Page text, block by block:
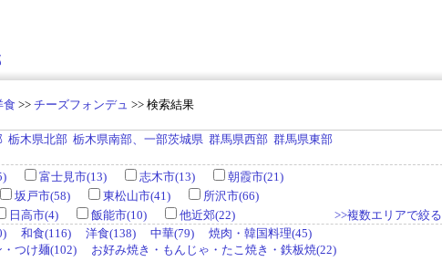
食 >> チーズフォンデュ >> 検索結果
栃木県北部 栃木県南部、一部茨城県 群馬県西部 群馬県東部
富士見市(13) 志木市(13)
朝霞市(21)
坂戸市(58) 東松山市(41)
所沢市(66)
日高市(4) 飯能市(10) 他近郊(22) >>複数エリアで絞る
和食(116) 洋食(138) 中華(79)
焼肉・韓国料理(45)
つけ麺(102)
お好み焼き・もんじゃ・たこ焼き・鉄板焼(22)